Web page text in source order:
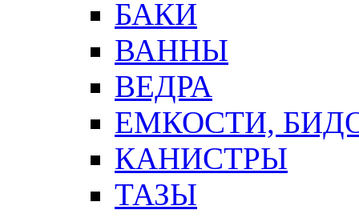
БАКИ
ВАННЫ
ВЕДРА
ЕМКОСТИ,
КАНИСТРЫ
ТАЗЫ